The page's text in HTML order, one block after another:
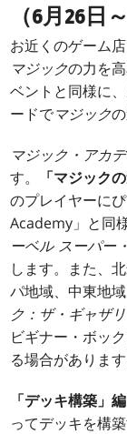
（6月26日
お近くのゲーム
マジックの力を
ベントと同様に
ードでマジック
マジック・アカ
す。
「マジック
のプレイヤーに
Academy」と同様
ーベル スーパー
します。また、
パ地域、中東地
ク：ザ・ギャザ
ビギナー・ボッ
る場合があります
「デッキ構築」編
ってデッキを構